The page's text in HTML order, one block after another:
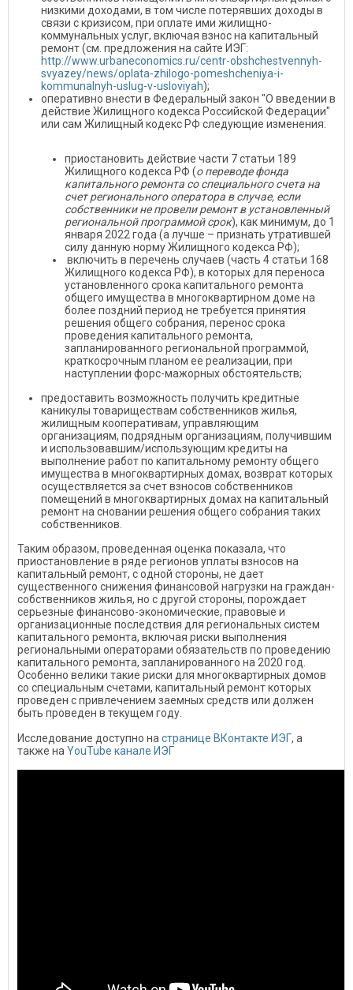
низкими доходами, в том числе потерявших доходы в
связи с кризисом, при оплате ими жилищно-
коммунальных услуг, включая взнос на капитальный
ремонт (см. предложения на сайте ИЭГ:
http://www.urbaneconomics.ru/centr-obshchestvennyh-
svyazey/news/oplata-zhilogo-pomeshcheniya-i-
kommunalnyh-uslug-v-usloviyah);
оперативно внести в Федеральный закон "О введении в
действие Жилищного кодекса Российской Федерации"
или сам Жилищный кодекс РФ следующие изменения:
приостановить действие части 7 статьи 189
Жилищного кодекса РФ (о переводе фонда
капитального ремонта со специального счета на
счет регионального оператора в случае, если
собственники не провели ремонт в установленный
региональной программой срок), как минимум, до 1
января 2022 года (а лучше – признать утратившей
силу данную норму Жилищного кодекса РФ);
включить в перечень случаев (часть 4 статьи 168
Жилищного кодекса РФ), в которых для переноса
установленного срока капитального ремонта
общего имущества в многоквартирном доме на
более поздний период не требуется принятия
решения общего собрания, перенос срока
проведения капитального ремонта,
запланированного региональной программой,
краткосрочным планом ее реализации, при
наступлении форс-мажорных обстоятельств;
предоставить возможность получить кредитные
каникулы товариществам собственников жилья,
жилищным кооперативам, управляющим
организациям, подрядным организациям, получившим
и использовавшим/использующим кредиты на
выполнение работ по капитальному ремонту общего
имущества в многоквартирных домах, возврат которых
осуществляется за счет взносов собственников
помещений в многоквартирных домах на капитальный
ремонт на сновании решения общего собрания таких
собственников.
Таким образом, проведенная оценка показала, что
приостановление в ряде регионов уплаты взносов на
капитальный ремонт, с одной стороны, не дает
существенного снижения финансовой нагрузки на граждан-
собственников жилья, но с другой стороны, порождает
серьезные финансово-экономические, правовые и
организационные последствия для региональных систем
капитального ремонта, включая риски выполнения
региональными операторами обязательств по проведению
капитального ремонта, запланированного на 2020 год.
Особенно велики такие риски для многоквартирных домов
со специальным счетами, капитальный ремонт которых
проведен с привлечением заемных средств или должен
быть проведен в текущем году.
Исследование доступно на странице ВКонтакте ИЭГ, а
также на YouTube канале ИЭГ